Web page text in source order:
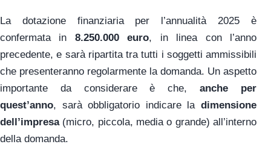
La dotazione finanziaria per l’annualità 2025 è
confermata in 8.250.000 euro, in linea con l’anno
precedente, e sarà ripartita tra tutti i soggetti ammissibili
che presenteranno regolarmente la domanda. Un aspetto
importante da considerare è che,anche per
quest’anno, sarà obbligatorio indicare la dimensione
dell’impresa(micro, piccola, media o grande) all’interno
della domanda.